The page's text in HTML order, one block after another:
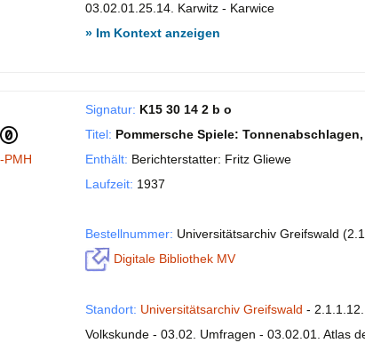
03.02.01.25.14. Karwitz - Karwice
» Im Kontext anzeigen
PMH
Signatur: K15 30 14 2 b o
Titel: Pommersche Spiele:
Enthält: Berichterstatter: Fritz Gliewe
Laufzeit: 1937
Bestellnummer: Universitätsarchiv Greifswald
Digitale Bibliothek MV
Standort: Universitätsarchiv Greifswald -
Volkskunde - 03.02. Umfragen - 03.02.01. Atlas